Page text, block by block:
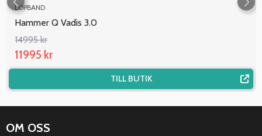
LÖPBAND
Hammer Q Vadis 3.0
14995 kr
11995 kr
TILL BUTIK
OM OSS